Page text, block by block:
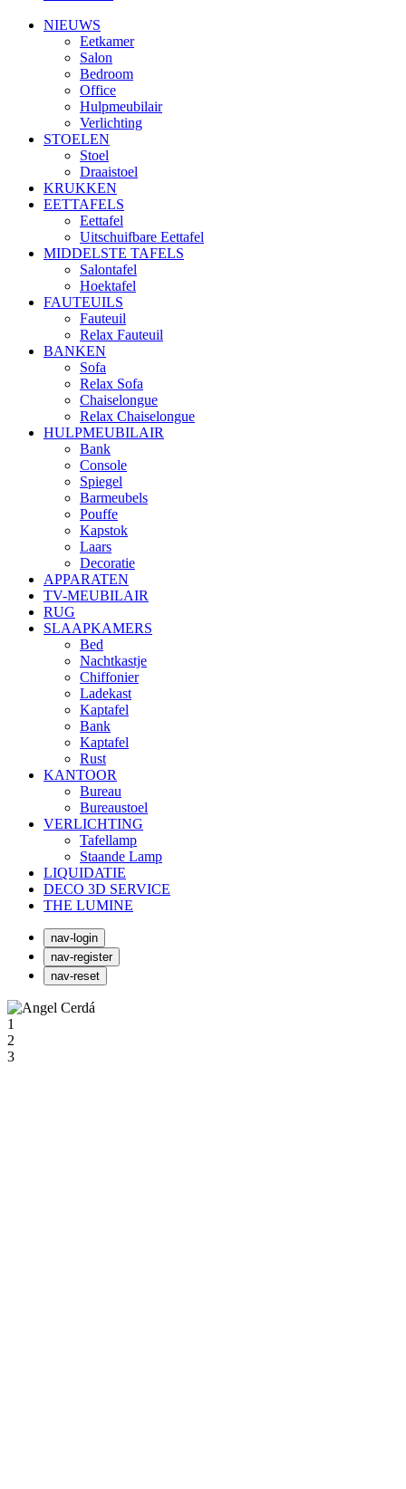
NIEUWS
Eetkamer
Salon
Bedroom
Office
Hulpmeubilair
Verlichting
STOELEN
Stoel
Draaistoel
KRUKKEN
EETTAFELS
Eettafel
Uitschuifbare Eettafel
MIDDELSTE TAFELS
Salontafel
Hoektafel
FAUTEUILS
Fauteuil
Relax Fauteuil
BANKEN
Sofa
Relax Sofa
Chaiselongue
Relax Chaiselongue
HULPMEUBILAIR
Bank
Console
Spiegel
Barmeubels
Pouffe
Kapstok
Laars
Decoratie
APPARATEN
TV-MEUBILAIR
RUG
SLAAPKAMERS
Bed
Nachtkastje
Chiffonier
Ladekast
Kaptafel
Bank
Kaptafel
Rust
KANTOOR
Bureau
Bureaustoel
VERLICHTING
Tafellamp
Staande Lamp
LIQUIDATIE
DECO 3D SERVICE
THE LUMINE
nav-login
nav-register
nav-reset
1
2
3